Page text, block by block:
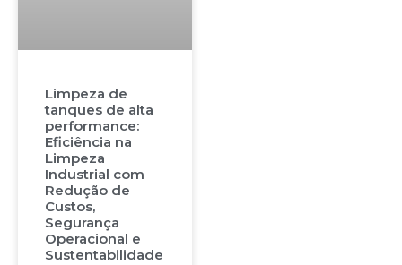
Limpeza de
tanques de alta
performance:
Eficiência na
Limpeza
Industrial com
Redução de
Custos,
Segurança
Operacional e
Sustentabilidade